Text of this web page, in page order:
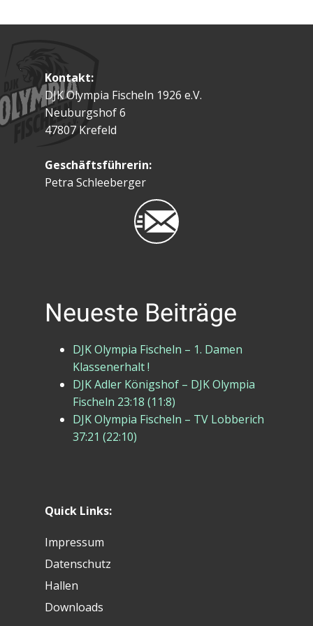
Kontakt:
DJK Olympia Fischeln 1926 e.V.
Neuburgshof 6
47807 Krefeld
Geschäftsführerin:
Petra Schleeberger
Neueste Beiträge
DJK Olympia Fischeln – 1. Damen
Klassenerhalt !
DJK Adler Königshof – DJK Olympia
Fischeln 23:18 (11:8)
DJK Olympia Fischeln – TV Lobberich
37:21 (22:10)
Quick Links:
Impressum
Datenschutz
Hallen
Downloads